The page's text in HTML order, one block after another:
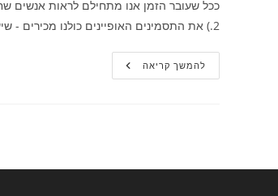
2.) את התסמינים האופיינים כולנו מכירים - שיעול, חום ותחושת עייפות. אצל…
להמשך קריאהד"ר
אלעד